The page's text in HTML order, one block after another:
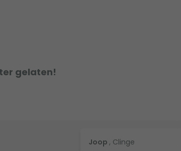
gelaten!
Joop , Clinge